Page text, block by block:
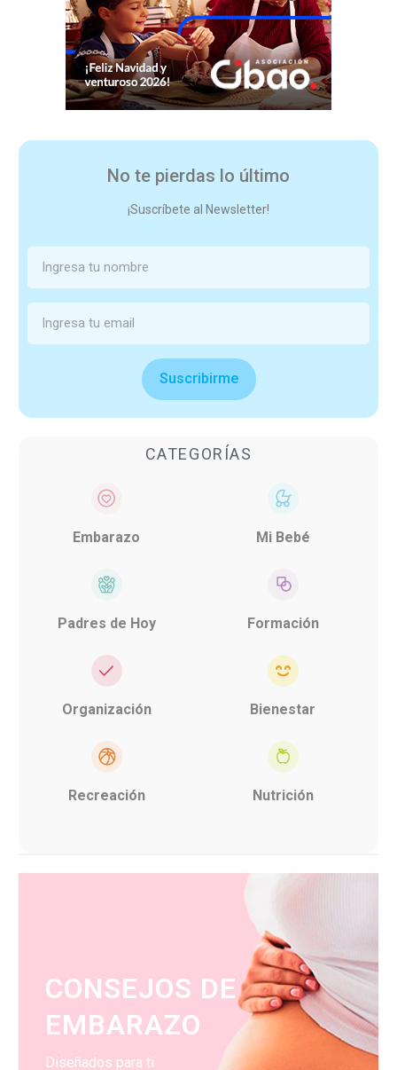
No te pierdas lo último
¡Suscríbete al Newsletter!
Suscribirme
CATEGORÍAS
Embarazo Mi Bebé
Padres de Hoy Formación
Organización Bienestar
Recreación Nutrición
CONSEJOS DE
EMBARAZO
Diseñados para ti